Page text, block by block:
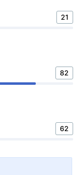
21
82
62